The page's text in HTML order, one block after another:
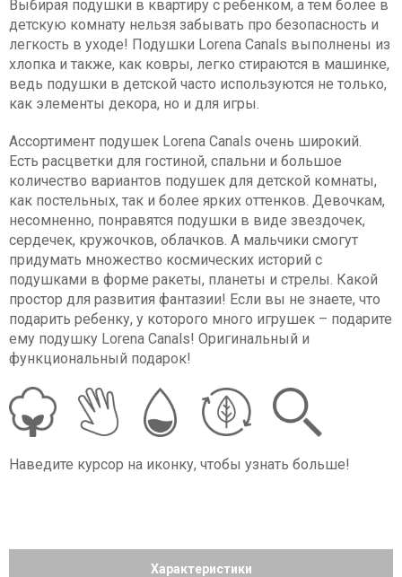
Выбирая подушки в квартиру с ребенком, а тем более в
детскую комнату нельзя забывать про безопасность и
легкость в уходе! Подушки Lorena Canals выполнены из
хлопка и также, как ковры, легко стираются в машинке,
ведь подушки в детской часто используются не только,
как элементы декора, но и для игры.
Ассортимент подушек Lorena Canals очень широкий.
Есть расцветки для гостиной, спальни и большое
количество вариантов подушек для детской комнаты,
как постельных, так и более ярких оттенков. Девочкам,
несомненно, понравятся подушки в виде звездочек,
сердечек, кружочков, облачков. А мальчики смогут
придумать множество космических историй с
подушками в форме ракеты, планеты и стрелы. Какой
простор для развития фантазии! Если вы не знаете, что
подарить ребенку, у которого много игрушек – подарите
ему подушку Lorena Canals! Оригинальный и
функциональный подарок!
Наведите курсор на иконку, чтобы узнать больше!
Характеристики